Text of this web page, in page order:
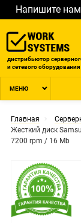
Напишите
дистрибьютор
и сетевого оборудования
МЕНЮ
Главная
Жесткий диск
7200 rpm / 16 Mb